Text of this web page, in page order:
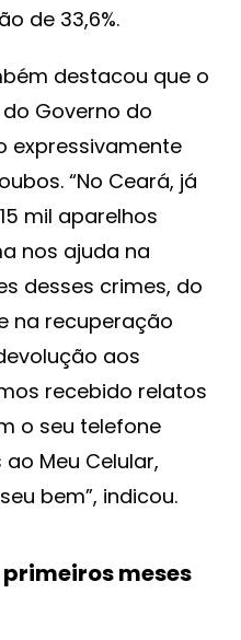
de 33,6%.
destacou que o
Governo do
expressivamente
“No Ceará, já
mil aparelhos
nos ajuda na
desses crimes, do
na recuperação
aos
recebido relatos
o seu telefone
Meu Celular,
bem”, indicou.
meses